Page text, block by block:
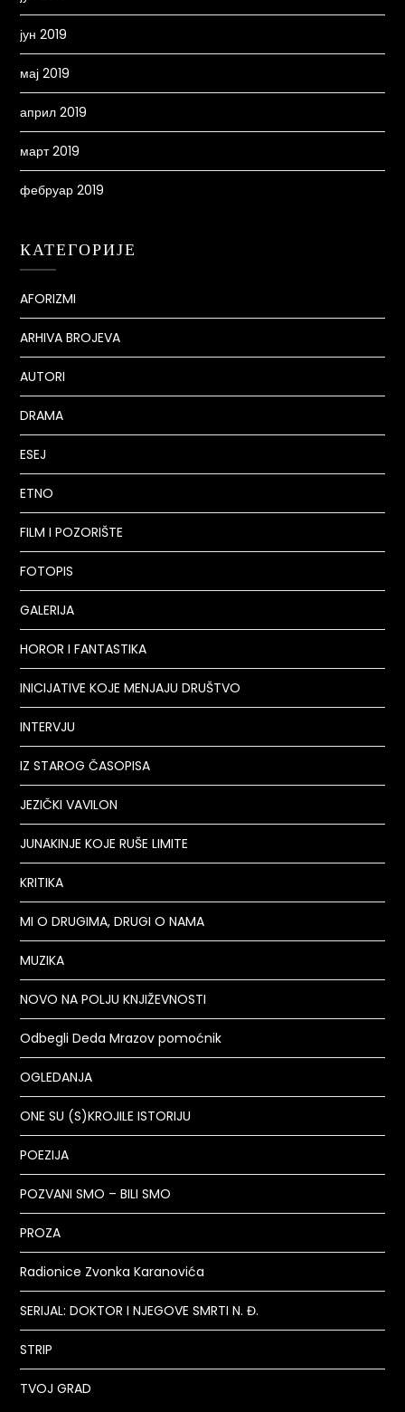
јун 2019
мај 2019
април 2019
март 2019
фебруар 2019
КАТЕГОРИЈЕ
AFORIZMI
ARHIVA BROJEVA
AUTORI
DRAMA
ESEJ
ETNO
FILM I POZORIŠTE
FOTOPIS
GALERIJA
HOROR I FANTASTIKA
INICIJATIVE KOJE MENJAJU DRUŠTVO
INTERVJU
IZ STAROG ČASOPISA
JEZIČKI VAVILON
JUNAKINJE KOJE RUŠE LIMITE
KRITIKA
MI O DRUGIMA, DRUGI O NAMA
MUZIKA
NOVO NA POLJU KNJIŽEVNOSTI
Odbegli Deda Mrazov pomoćnik
OGLEDANJA
ONE SU (S)KROJILE ISTORIJU
POEZIJA
POZVANI SMO – BILI SMO
PROZA
Radionice Zvonka Karanovića
SERIJAL: DOKTOR I NJEGOVE SMRTI N. Đ.
STRIP
TVOJ GRAD